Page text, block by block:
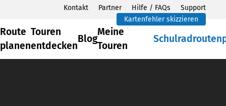
Kontakt Partner Hilfe / FAQs
Support
Kartenfehler skizzieren
Route
planen
Touren
entdecken
Blog
Meine
Touren